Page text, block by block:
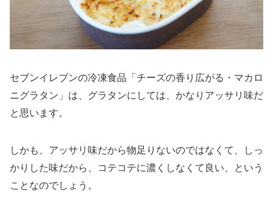
セブンイレブンの冷凍食品「チーズの香り広がる・マカロ
ニグラタン」は、グラタンにしては、かなりアッサリ味だ
と思います。
しかも、アッサリ味だから物足りないのではなくて、しっ
かりした味だから、コテコテに濃くしなくて良い、という
ことなのでしょう。